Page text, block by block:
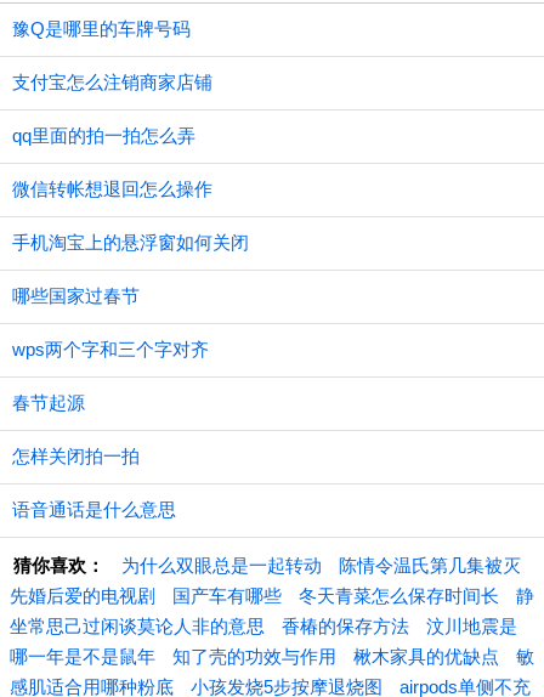
豫Q是哪里的车牌号码
支付宝怎么注销商家店铺
qq里面的拍一拍怎么弄
微信转帐想退回怎么操作
手机淘宝上的悬浮窗如何关闭
哪些国家过春节
wps两个字和三个字对齐
春节起源
怎样关闭拍一拍
语音通话是什么意思
猜你喜欢： 为什么双眼总是一起转动
陈情令温氏第几集被灭
先婚后爱的电视剧
国产车有哪些 冬天青菜怎么保存时间长
静
坐常思己过闲谈莫论人非的意思
香椿的保存方法
汶川地震是
哪一年是不是鼠年
知了壳的功效与作用 楸木家具的优缺点
敏
感肌适合用哪种粉底
小孩发烧5步按摩退烧图 airpods单侧不充